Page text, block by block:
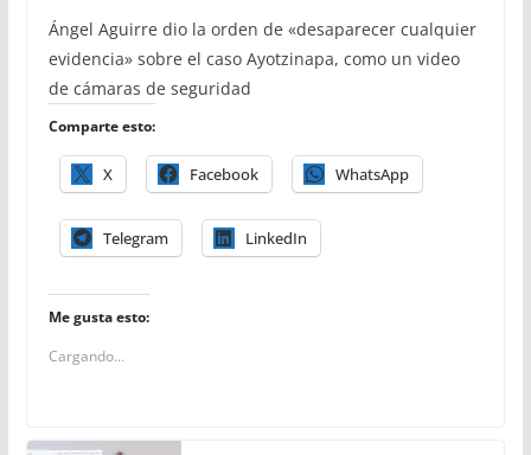
Ángel Aguirre dio la orden de «desaparecer cualquier
evidencia» sobre el caso Ayotzinapa, como un video
de cámaras de seguridad
Comparte esto:
X Facebook WhatsApp
Telegram LinkedIn
Me gusta esto:
Cargando...